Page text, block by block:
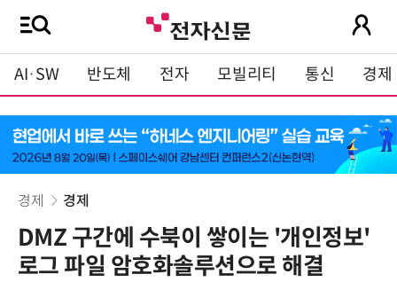
AI·SW 반도체 전자 모빌리티 통신 경제
경제 경제
DMZ 구간에 수북이 쌓이는 '개인정보'
로그 파일 암호화솔루션으로 해결